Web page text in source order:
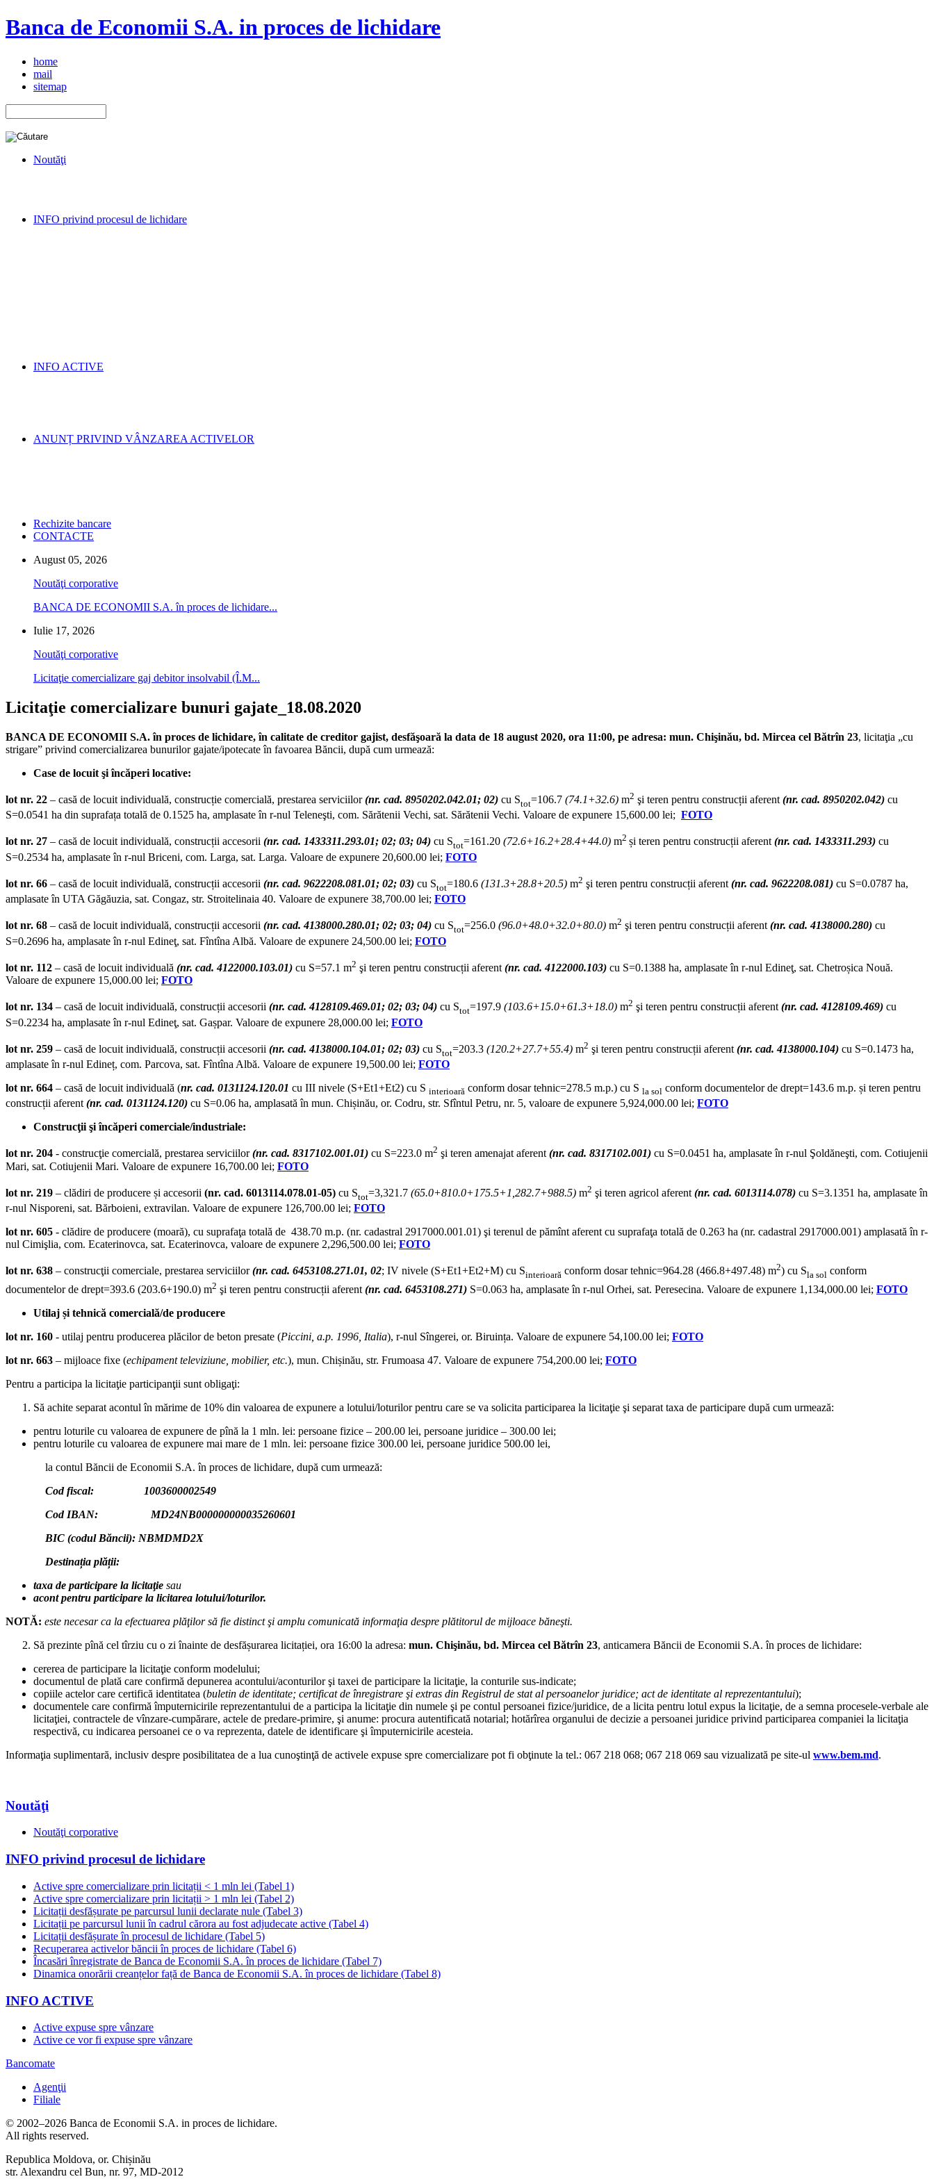
Banca de Economii S.A. in proces de lichidare
home
mail
sitemap
Noutăţi
INFO privind procesul de lichidare
INFO ACTIVE
ANUNȚ PRIVIND VÂNZAREA ACTIVELOR
Rechizite bancare
CONTACTE
August 05, 2026
Noutăţi corporative
BANCA DE ECONOMII S.A. în proces de lichidare...
Iulie 17, 2026
Noutăţi corporative
Licitaţie comercializare gaj debitor insolvabil (Î.M...
Licitaţie comercializare bunuri gajate_18.08.2020
BANCA DE ECONOMII S.A. în proces de lichidare, în calitate de creditor gajist, desfăşoară la data de 18 august 2020, ora 11:00, pe adresa: mun. Chişinău, bd. Mircea cel Bătrîn 23, licitaţia „cu
strigare” privind comercializarea bunurilor gajate/ipotecate în favoarea Băncii, după cum urmează:
Case de locuit şi încăperi locative:
lot nr. 22 – casă de locuit individuală, construcție comercială, prestarea serviciilor(nr. cad. 8950202.042.01; 02) cu Stot=106.7 (74.1+32.6) m2 şi teren pentru construcții aferent (nr. cad. 8950202.042) cu
S=0.0541 ha din suprafața totală de 0.1525 ha, amplasate în r-nul Teleneşti, com. Sărătenii Vechi, sat. Sărătenii Vechi. Valoare de expunere 15,600.00 lei; FOTO
lot nr. 27 – casă de locuit individuală, construcții accesorii (nr. cad. 1433311.293.01; 02; 03; 04) cu Stot=161.20 (72.6+16.2+28.4+44.0) m2 și teren pentru construcții aferent(nr. cad. 1433311.293) cu
S=0.2534 ha, amplasate în r-nul Briceni, com. Larga, sat. Larga. Valoare de expunere 20,600.00 lei; FOTO
lot nr. 66 – casă de locuit individuală, construcții accesorii (nr. cad. 9622208.081.01; 02; 03) cu Stot=180.6 (131.3+28.8+20.5) m2 şi teren pentru construcții aferent (nr. cad. 9622208.081) cu S=0.0787 ha,
amplasate în UTA Găgăuzia, sat. Congaz, str. Stroitelinaia 40. Valoare de expunere 38,700.00 lei; FOTO
lot nr. 68 – casă de locuit individuală, construcții accesorii (nr. cad. 4138000.280.01; 02; 03; 04) cu Stot=256.0 (96.0+48.0+32.0+80.0) m2 şi teren pentru construcții aferent(nr. cad. 4138000.280) cu
S=0.2696 ha, amplasate în r-nul Edineţ, sat. Fîntîna Albă. Valoare de expunere 24,500.00 lei; FOTO
lot nr. 112 – casă de locuit individuală (nr. cad. 4122000.103.01) cu S=57.1 m2 şi teren pentru construcții aferent (nr. cad. 4122000.103) cu S=0.1388 ha, amplasate în r-nul Edineţ, sat. Chetroșica Nouă.
Valoare de expunere 15,000.00 lei; FOTO
lot nr. 134 – casă de locuit individuală, construcții accesorii (nr. cad. 4128109.469.01; 02; 03; 04) cu Stot=197.9 (103.6+15.0+61.3+18.0) m2 şi teren pentru construcții aferent(nr. cad. 4128109.469) cu
S=0.2234 ha, amplasate în r-nul Edineţ, sat. Gașpar. Valoare de expunere 28,000.00 lei; FOTO
lot nr. 259 – casă de locuit individuală, construcții accesorii (nr. cad. 4138000.104.01; 02; 03) cu Stot=203.3 (120.2+27.7+55.4) m2 şi teren pentru construcții aferent (nr. cad. 4138000.104) cu S=0.1473 ha,
amplasate în r-nul Edineț, com. Parcova, sat. Fîntîna Albă. Valoare de expunere 19,500.00 lei; FOTO
lot nr. 664 – casă de locuit individuală (nr. cad. 0131124.120.01 cu III nivele (S+Et1+Et2) cu S interioară conform dosar tehnic=278.5 m.p.) cu S la sol conform documentelor de drept=143.6 m.p. și teren pentru
construcții aferent (nr. cad. 0131124.120) cu S=0.06 ha, amplasată în mun. Chișinău, or. Codru, str. Sfîntul Petru, nr. 5, valoare de expunere 5,924,000.00 lei; FOTO
Construcţii şi încăperi comerciale/industriale:
lot nr. 204 - construcţie comercială, prestarea serviciilor(nr. cad. 8317102.001.01) cu S=223.0 m2 şi teren amenajat aferent(nr. cad. 8317102.001) cu S=0.0451 ha, amplasate în r-nul Şoldăneşti, com. Cotiujenii
Mari, sat. Cotiujenii Mari. Valoare de expunere 16,700.00 lei; FOTO
lot nr. 219 – clădiri de producere și accesorii (nr. cad. 6013114.078.01-05) cu Stot=3,321.7 (65.0+810.0+175.5+1,282.7+988.5) m2 şi teren agricol aferent (nr. cad. 6013114.078) cu S=3.1351 ha, amplasate în
r-nul Nisporeni, sat. Bărboieni, extravilan. Valoare de expunere 126,700.00 lei; FOTO
lot nr. 605 - clădire de producere (moară), cu suprafaţa totală de 438.70 m.p. (nr. cadastral 2917000.001.01) şi terenul de pămînt aferent cu suprafaţa totală de 0.263 ha (nr. cadastral 2917000.001) amplasată în r-
nul Cimişlia, com. Ecaterinovca, sat. Ecaterinovca, valoare de expunere 2,296,500.00 lei; FOTO
lot nr. 638 – construcţii comerciale, prestarea serviciilor(nr. cad. 6453108.271.01, 02; IV nivele (S+Et1+Et2+M) cu Sinterioară conform dosar tehnic=964.28 (466.8+497.48) m2) cu Sla sol conform
documentelor de drept=393.6 (203.6+190.0) m2 şi teren pentru construcții aferent (nr. cad. 6453108.271) S=0.063 ha, amplasate în r-nul Orhei, sat. Peresecina. Valoare de expunere 1,134,000.00 lei; FOTO
Utilaj și tehnică comercială/de producere
lot nr. 160 - utilaj pentru producerea plăcilor de beton presate (Piccini, a.p. 1996, Italia), r-nul Sîngerei, or. Biruința. Valoare de expunere 54,100.00 lei; FOTO
lot nr. 663 – mijloace fixe (echipament televiziune, mobilier, etc.), mun. Chișinău, str. Frumoasa 47. Valoare de expunere 754,200.00 lei; FOTO
Pentru a participa la licitaţie participanţii sunt obligaţi:
Să achite separat acontul în mărime de 10% din valoarea de expunere a lotului/loturilor pentru care se va solicita participarea la licitaţie şi separat taxa de participare după cum urmează:
pentru loturile cu valoarea de expunere de pînă la 1 mln. lei: persoane fizice – 200.00 lei, persoane juridice – 300.00 lei;
pentru loturile cu valoarea de expunere mai mare de 1 mln. lei: persoane fizice 300.00 lei, persoane juridice 500.00 lei,
la contul Băncii de Economii S.A. în proces de lichidare, după cum urmează:
Cod fiscal: 1003600002549
Cod IBAN: MD24NB000000000035260601
BIC (codul Băncii): NBMDMD2X
Destinația plății:
taxa de participare la licitaţie sau
acont pentru participare la licitarea lotului/loturilor.
NOTĂ: este necesar ca la efectuarea plăţilor să fie distinct şi amplu comunicată informaţia despre plătitorul de mijloace băneşti.
Să prezinte pînă cel tîrziu cu o zi înainte de desfășurarea licitației, ora 16:00 la adresa: mun. Chişinău, bd. Mircea cel Bătrîn 23, anticamera Băncii de Economii S.A. în proces de lichidare:
cererea de participare la licitaţie conform modelului;
documentul de plată care confirmă depunerea acontului/aconturilor şi taxei de participare la licitaţie, la conturile sus-indicate;
copiile actelor care certifică identitatea (buletin de identitate; certificat de înregistrare şi extras din Registrul de stat al persoanelor juridice; act de identitate al reprezentantului);
documentele care confirmă împuternicirile reprezentantului de a participa la licitaţie din numele şi pe contul persoanei fizice/juridice, de a licita pentru lotul expus la licitaţie, de a semna procesele-verbale ale
licitaţiei, contractele de vînzare-cumpărare, actele de predare-primire, şi anume: procura autentificată notarial; hotărîrea organului de decizie a persoanei juridice privind participarea companiei la licitaţia
respectivă, cu indicarea persoanei ce o va reprezenta, datele de identificare şi împuternicirile acesteia.
Informaţia suplimentară, inclusiv despre posibilitatea de a lua cunoştinţă de activele expuse spre comercializare pot fi obţinute la tel.: 067 218 068; 067 218 069 sau vizualizată pe site-ul www.bem.md.
Noutăţi
Noutăţi corporative
INFO privind procesul de lichidare
Active spre comercializare prin licitații < 1 mln lei (Tabel 1)
Active spre comercializare prin licitații > 1 mln lei (Tabel 2)
Licitații desfășurate pe parcursul lunii declarate nule (Tabel 3)
Licitații pe parcursul lunii în cadrul cărora au fost adjudecate active (Tabel 4)
Licitații desfășurate în procesul de lichidare (Tabel 5)
Recuperarea activelor băncii în proces de lichidare (Tabel 6)
Încasări înregistrate de Banca de Economii S.A. în proces de lichidare (Tabel 7)
Dinamica onorării creanțelor față de Banca de Economii S.A. în proces de lichidare (Tabel 8)
INFO ACTIVE
Active expuse spre vânzare
Active ce vor fi expuse spre vânzare
Bancomate
Agenţii
Filiale
© 2002–2026 Banca de Economii S.A. in proces de lichidare.
All rights reserved.
Republica Moldova, or. Chișinău
str. Alexandru cel Bun, nr. 97, MD-2012